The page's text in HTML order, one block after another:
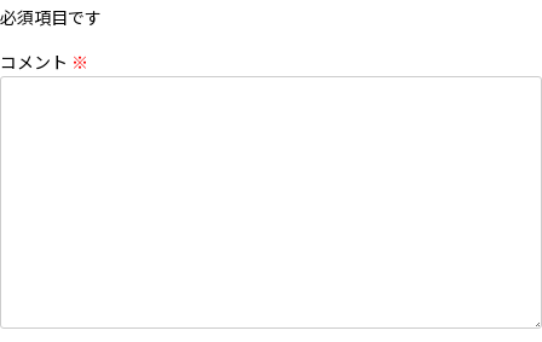
必須項目です
コメント ※